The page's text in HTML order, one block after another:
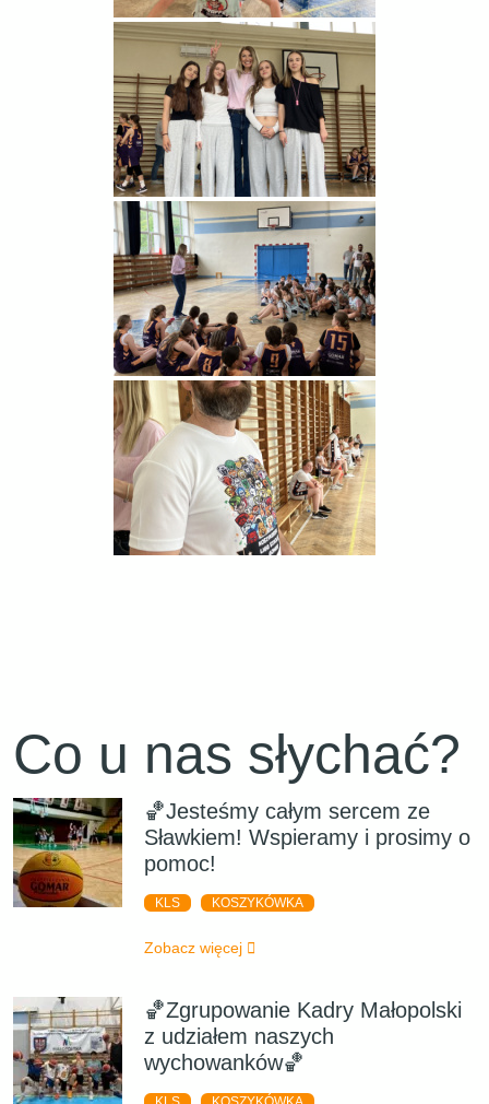
Co u nas słychać?
🏀Jesteśmy całym sercem ze
Sławkiem! Wspieramy i prosimy o
pomoc!
KLS KOSZYKÓWKA
Zobacz więcej
🏀Zgrupowanie Kadry Małopolski
z udziałem naszych
wychowanków🏀